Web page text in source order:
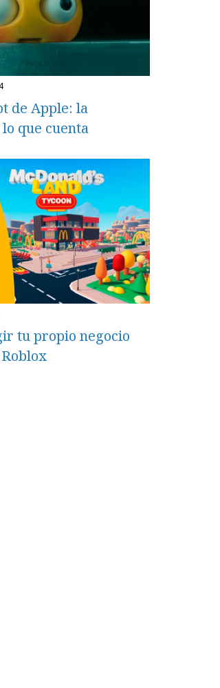
de Apple: la
que cuenta
tu propio negocio